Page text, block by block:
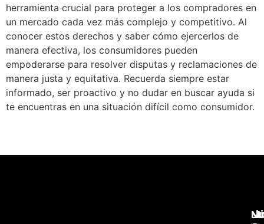
herramienta crucial para proteger a los compradores en
un mercado cada vez más complejo y competitivo. Al
conocer estos derechos y saber cómo ejercerlos de
manera efectiva, los consumidores pueden
empoderarse para resolver disputas y reclamaciones de
manera justa y equitativa. Recuerda siempre estar
informado, ser proactivo y no dudar en buscar ayuda si
te encuentras en una situación difícil como consumidor.
Mi